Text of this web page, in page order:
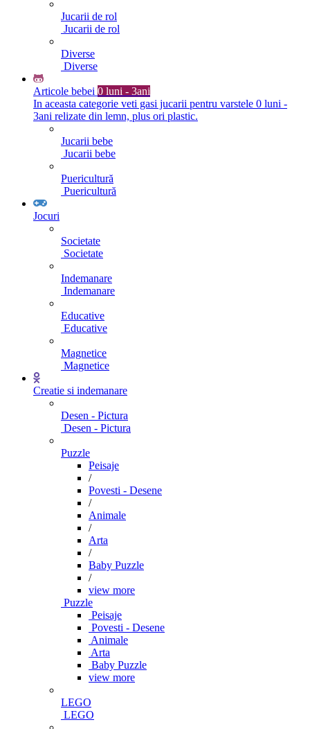
Jucarii de rol
Jucarii de rol
Diverse
Diverse
Articole bebei 0 luni - 3ani
In aceasta categorie veti gasi jucarii pentru varstele 0 luni -
3ani relizate din lemn, plus ori plastic.
Jucarii bebe
Jucarii bebe
Puericultură
Puericultură
Jocuri
Societate
Societate
Indemanare
Indemanare
Educative
Educative
Magnetice
Magnetice
Creatie si indemanare
Desen - Pictura
Desen - Pictura
Puzzle
Peisaje
/
Povesti - Desene
/
Animale
/
Arta
/
Baby Puzzle
/
view more
Puzzle
Peisaje
Povesti - Desene
Animale
Arta
Baby Puzzle
view more
LEGO
LEGO